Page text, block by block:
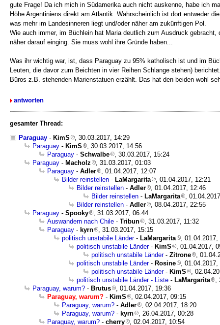
gute Frage! Da ich mich in Südamerika auch nicht auskenne, habe ich
Höhe Argentiniens direkt am Atlantik. Wahrscheinlich ist dort entweder
was mehr im Landesinneren liegt und/oder näher am zukünftigen Pol.
Wie auch immer, im Büchlein hat Maria deutlich zum Ausdruck
näher darauf einging. Sie muss wohl ihre Gründe haben...
Was ihr wichtig war, ist, dass Paraguay zu 95% katholisch ist und im
Leuten, die davor zum Beichten in vier Reihen Schlange stehen)
Büros z.B. stehenden Marienstatuen erzählt. Das hat den beiden wohl
antworten
gesamter Thread:
Paraguay - KimS
, 30.03.2017, 14:29
Paraguay - KimS
, 30.03.2017, 14:56
Paraguay - Schwalbe
, 30.03.2017, 15:24
Paraguay - Macholz
, 31.03.2017, 01:03
Paraguay - Adler
, 01.04.2017, 12:07
Bilder reinstellen - LaMargarita
, 01.04.2017, 12:21
Bilder reinstellen - Adler
, 01.04.2017, 12:46
Bilder reinstellen - LaMargarita
,
Bilder reinstellen - Adler
, 08.04.2017, 22:55
Paraguay - Spooky
, 31.03.2017, 06:44
Auswandern nach Chile - Tribun
, 31.03.2017, 11:32
Paraguay - kyrn
, 31.03.2017, 15:15
politisch unstabile Länder- LaMargarita
, 01.04.2017,
politisch unstabile Länder- KimS
, 01.04.2017,
politisch unstabile Länder- Zitrone
,
politisch unstabile Länder- Rosine
, 01.04.2017,
politisch unstabile Länder- KimS
,
politisch unstabile Länder - Liste - LaMargarita
,
Paraguay, warum? - Brutus
, 01.04.2017, 19:36
Paraguay, warum? - KimS
, 02.04.2017, 09:15
Paraguay, warum? - Adler
, 02.04.2017, 18:20
Paraguay, warum? - kyrn
, 26.04.2017, 00:28
Paraguay, warum? - cherry
, 02.04.2017, 10:54